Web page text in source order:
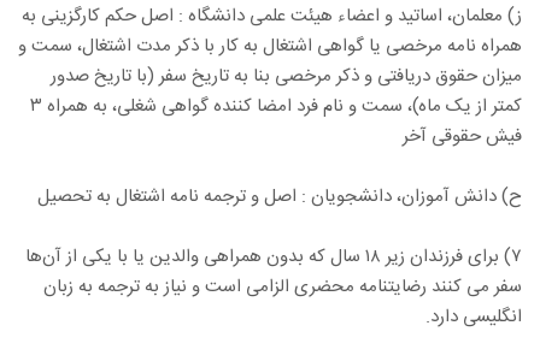
ز) معلمان، اساتید و اعضاء هیئت علمی دانشگاه : اصل حکم کارگزینی به
همراه نامه مرخصی یا گواهی اشتغال به کار با ذکر مدت اشتغال، سمت و
میزان حقوق دریافتی و ذکر مرخصی بنا به تاریخ سفر (با تاریخ صدور
کمتر از یک ماه)، سمت و نام فرد امضا کننده گواهی شغلی، به همراه ۳
فیش حقوقی آخر
ح) دانش آموزان، دانشجویان : اصل و ترجمه نامه اشتغال به تحصیل
۷) برای فرزندان زیر ۱۸ سال که بدون همراهی والدین یا با یکی از آن‌ها
سفر می کنند رضایتنامه محضری الزامی است و نیاز به ترجمه به زبان
انگلیسی دارد.